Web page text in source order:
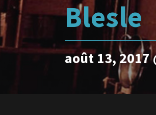
Blesle
août 13, 2017